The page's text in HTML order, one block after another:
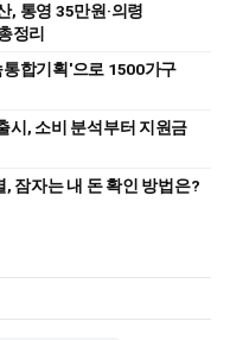
, 통영 35만원·의령
정리
합기획'으로 1500가구
시, 소비 분석부터 지원금
잠자는 내 돈 확인 방법은?